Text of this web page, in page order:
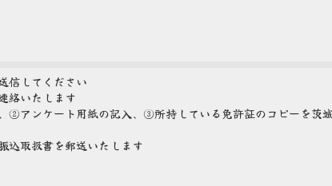
信してください
絡いたします
②アンケート用紙の記入、③所持している免許証のコピーを茨
込取扱書を郵送いたします